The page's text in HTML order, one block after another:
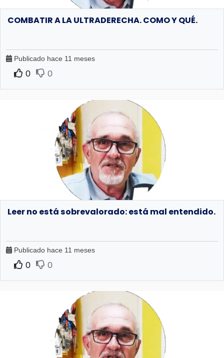
COMBATIR A LA ULTRADERECHA. COMO Y QUÉ.
Publicado hace 11 meses
0 0
Leer no está sobrevalorado: está mal entendido.
Publicado hace 11 meses
0 0